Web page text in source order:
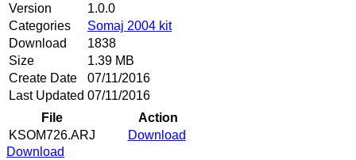
Version
1.0.0
Categories
Somaj 2004 kit
Download
1838
Size
1.39 MB
Create Date
07/11/2016
Last Updated 07/11/2016
File
Action
KSOM726.ARJ
Download
Download